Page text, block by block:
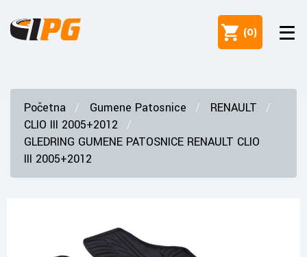
(0)
Početna Gumene Patosnice
RENAULT
CLIO III 2005+2012
GLEDRING GUMENE PATOSNICE RENAULT CLIO
III 2005+2012